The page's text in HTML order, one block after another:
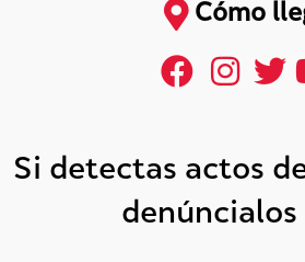
Cómo
Si detectas actos
denúncialos